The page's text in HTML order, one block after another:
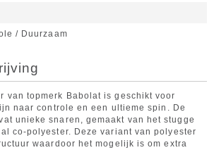
/ Duurzaam
van topmerk Babolat is geschikt voor
naar controle en een ultieme spin. De
unieke snaren, gemaakt van het stugge
co-polyester. Deze variant van polyester
waardoor het mogelijk is om extra